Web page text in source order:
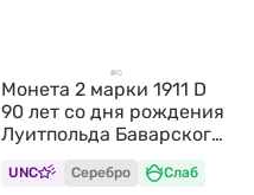
Монета 2 марки 1911 D
90 лет со дня рождения
Луитпольда Баварского
Бавария Германия слаб
ННР MS 65
UNC Серебро Слаб